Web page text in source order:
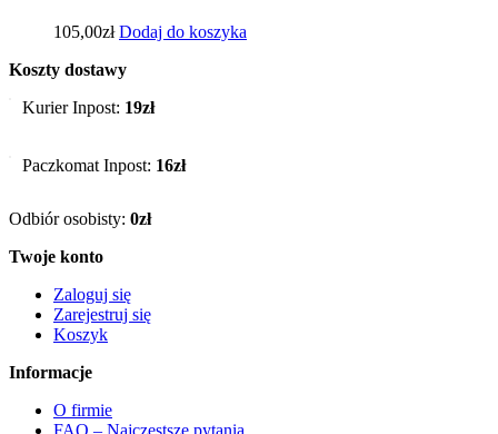
105,00zł Dodaj do koszyka
Koszty dostawy
Kurier Inpost: 19zł
Paczkomat Inpost: 16zł
Odbiór osobisty: 0zł
Twoje konto
Zaloguj się
Zarejestruj się
Koszyk
Informacje
O firmie
FAQ – Najczęstsze pytania